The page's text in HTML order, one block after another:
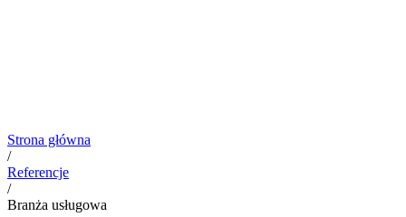
Strona główna
/
Referencje
/
Branża usługowa